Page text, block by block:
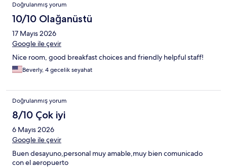
Doğrulanmış yorum
10/10 Olağanüstü
17 Mayıs 2026
Google ile çevir
Nice room, good breakfast choices and friendly helpful staff!
Beverly, 4 gecelik seyahat
Doğrulanmış yorum
8/10 Çok iyi
6 Mayıs 2026
Google ile çevir
Buen desayuno,personal muy amable,muy bien comunicado
con el aeropuerto